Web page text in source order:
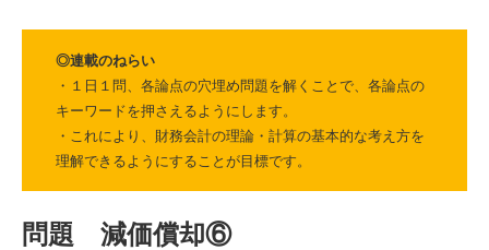
◎連載のねらい
・１日１問、各論点の穴埋め問題を解くことで、各論点の
キーワードを押さえるようにします。
・これにより、財務会計の理論・計算の基本的な考え方を
理解できるようにすることが目標です。
問題 減価償却⑥